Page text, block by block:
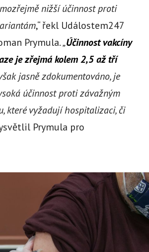
nižší účinnost proti
,“ řekl Událostem247
Prymula.„Účinnost vakcíny
je zřejmá kolem 2,5 až tří
jasně zdokumentováno, je
účinnost proti závažným
které vyžadují hospitalizaci, či
Prymula pro